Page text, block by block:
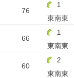
76
1
東南東
66
1
東南東
60
2
東南東